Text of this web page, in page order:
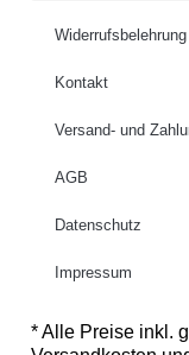
Widerrufsbelehrung
Kontakt
Versand- und
AGB
Datenschutz
Impressum
* Alle Preise inkl.